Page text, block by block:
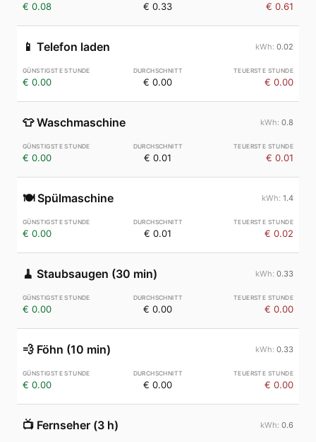
€ 0.08 € 0.33 € 0.61
📱 Telefon laden 0.02
€ 0.00 € 0.00 € 0.00
👕 Waschmaschine 0.8
€ 0.00 € 0.01 € 0.01
🍽️ Spülmaschine 1.4
€ 0.00 € 0.01 € 0.02
🧹 Staubsaugen (30 min) 0.33
€ 0.00 € 0.00 € 0.00
💨 Föhn (10 min) 0.33
€ 0.00 € 0.00 € 0.00
📺 Fernseher (3 h) 0.6